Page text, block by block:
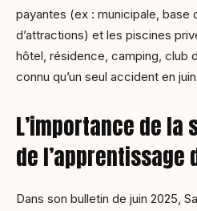
payantes (ex : municipale, base
d’attractions) et les piscines
hôtel, résidence, camping, club
connu qu’un seul accident en
L’importance de
de
Dans son bulletin de juin 2025,